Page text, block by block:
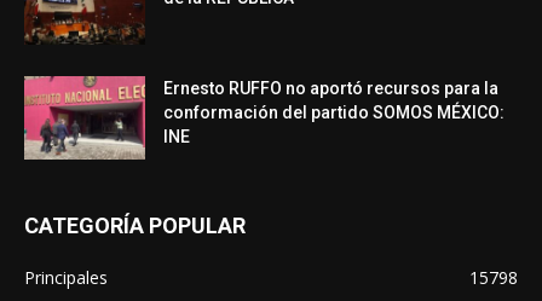
Ernesto RUFFO no aportó recursos para la
conformación del partido SOMOS MÉXICO:
INE
CATEGORÍA POPULAR
Principales
15798